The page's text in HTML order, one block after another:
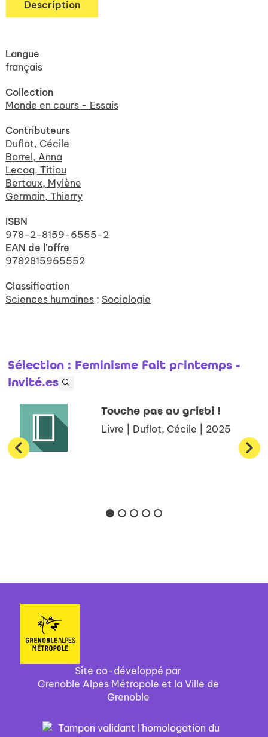
Description
Langue
français
Collection
Monde en cours - Essais
Contributeurs
Duflot, Cécile
Borrel, Anna
Lecoq, Titiou
Bertaux, Mylène
Germain, Thierry
ISBN
978-2-8159-6555-2
EAN de l'offre
9782815965552
Classification
Sciences humaines ; Sociologie
Sélection : Feminisme fait printemps -
Invité.es
Touche pas au grisbi !
Livre | Duflot, Cécile | 2025
Site co-développé par
Grenoble Alpes Métropole et la Ville de
Grenoble